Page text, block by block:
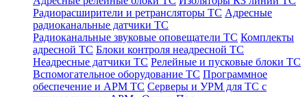
Радиорасширители и ретрансляторы ТС Адресные
радиоканальные датчики ТС
Радиоканальные звуковые оповещатели ТС Комплекты
адресной ТС Блоки контроля неадресной ТС
Неадресные датчики ТС Релейные и пусковые блоки ТС
Вспомогательное оборудование ТС Программное
обеспечение и АРМ ТС Серверы и УРМ для ТС с